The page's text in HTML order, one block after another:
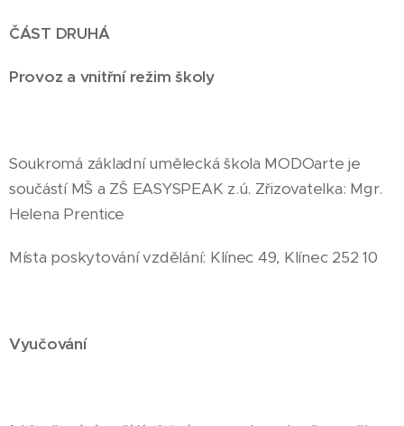
ČÁST DRUHÁ
Provoz a vnitřní režim školy
Soukromá základní umělecká škola MODOarte je
součástí MŠ a ZŠ EASYSPEAK z.ú. Zřizovatelka: Mgr.
Helena Prentice
Místa poskytování vzdělání: Klínec 49, Klínec 252 10
Vyučování